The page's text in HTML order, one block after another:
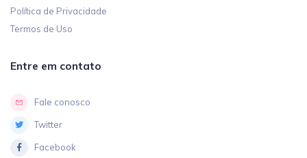
Política de Privacidade
Termos de Uso
Entre em contato
Fale conosco
Twitter
Facebook